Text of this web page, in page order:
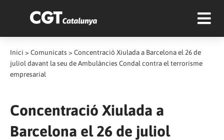
Inici > Comunicats > Concentració Xiulada a Barcelona el 26 de
juliol davant la seu de Ambulàncies Condal contra el terrorisme
empresarial
Concentració Xiulada a
Barcelona el 26 de juliol